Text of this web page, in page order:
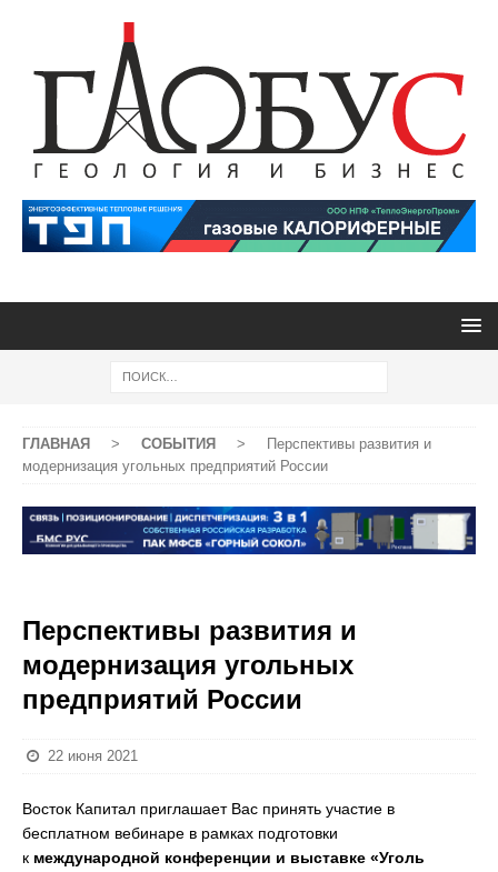
ГЛАВНАЯ > СОБЫТИЯ >
Перспективы развития и
модернизация угольных предприятий России
Перспективы развития и
модернизация угольных
предприятий России
22 июня 2021
Восток Капитал приглашает Вас принять участие в
бесплатном вебинаре в рамках подготовки
к международной конференции и выставке «Уголь